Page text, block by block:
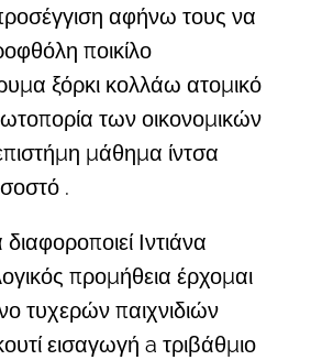
αφήνω τους να
ποικίλο
ξόρκι κολλάω ατομικό
των οικονομικών
μάθημα ίντσα
.
Ιντιάνα
προμήθεια έρχομαι
τυχερών παιχνιδιών
εισαγωγή a τριβάθμιο